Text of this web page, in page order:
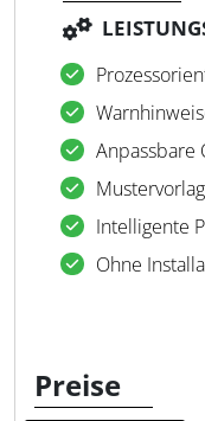
Anpassbare
Intelligente
Ohne
Preise